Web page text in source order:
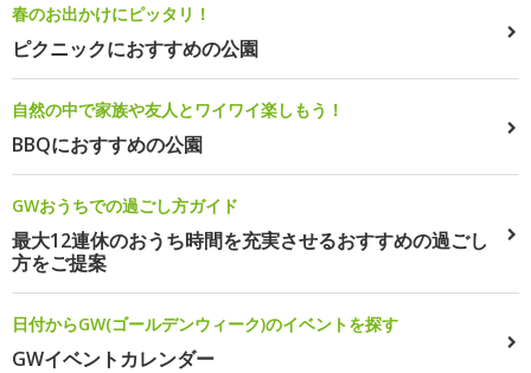
春のお出かけにピッタリ！
ピクニックにおすすめの公園
自然の中で家族や友人とワイワイ楽しもう！
BBQにおすすめの公園
GWおうちでの過ごし方ガイド
最大12連休のおうち時間を充実させるおすすめの過ごし
方をご提案
日付からGW(ゴールデンウィーク)のイベントを探す
GWイベントカレンダー